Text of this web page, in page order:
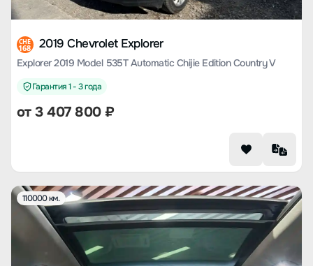
CHE
168 2019 Chevrolet Explorer
Explorer 2019 Model 535T Automatic Chijie Edition Country V
Гарантия 1 - 3 года
от3 407 800₽
110000 км.